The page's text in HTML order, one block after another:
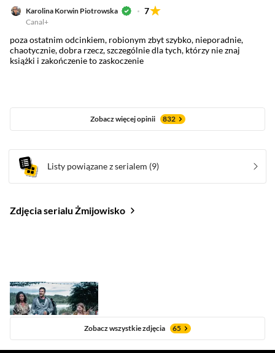
Karolina Korwin Piotrowska 7
Canal+
poza ostatnim odcinkiem, robionym zbyt szybko, nieporadnie,
chaotycznie, dobra rzecz, szczególnie dla tych, którzy nie znaj
książki i zakończenie to zaskoczenie
Zobacz więcej opinii 832
Listy powiązane z serialem (9)
Zdjęcia serialu Żmijowisko
Zobacz wszystkie zdjęcia 65